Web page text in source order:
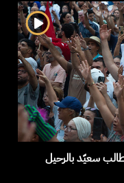
سعيّد بالرحيل